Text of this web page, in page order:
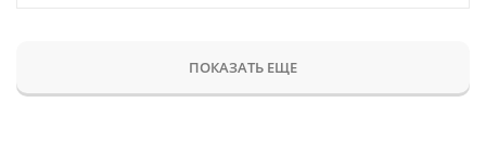
ПОКАЗАТЬ ЕЩЕ